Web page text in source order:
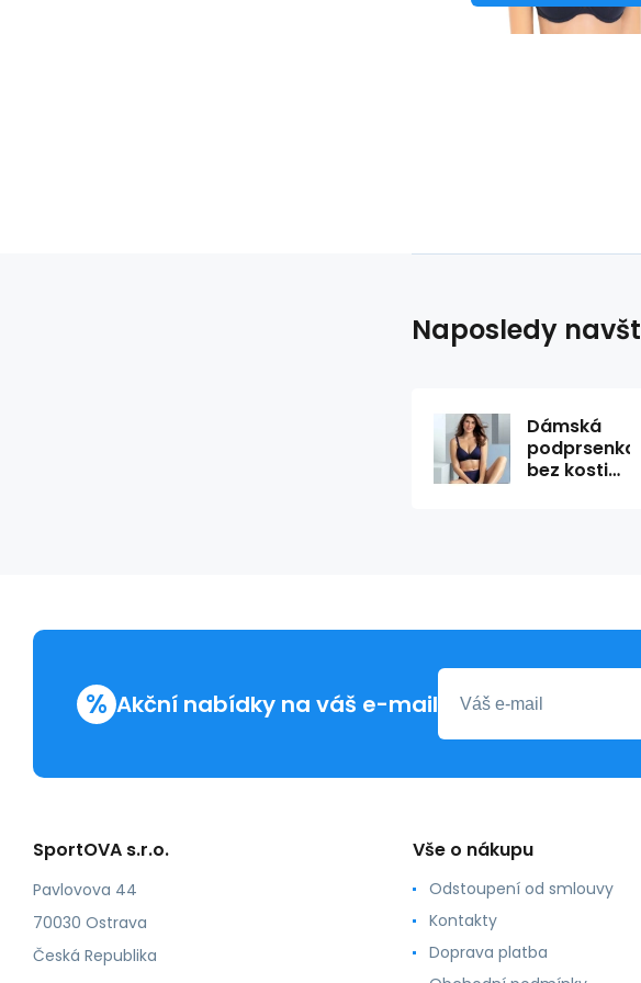
Naposledy
Dámská
podprsenka
bez kostic
% Akční nabídky na váš e-mail
SportOVA s.r.o.
Pavlovova 44
70030 Ostrava
Česká Republika
Vše o nákupu
Odstoupení od smlouvy
Kontakty
Doprava platba